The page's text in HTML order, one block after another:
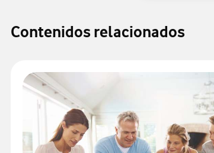
Contenidos relacionados